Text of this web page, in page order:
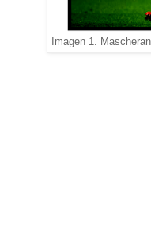
Imagen 1.